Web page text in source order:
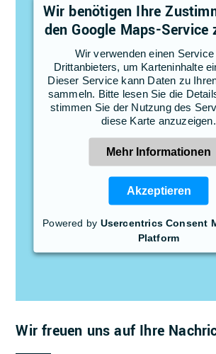
Wir benötigen Ihre
den Google Maps-Service
Wir verwenden einen Service
Drittanbieters, um Karteninhalte
Dieser Service kann Daten zu
sammeln. Bitte lesen Sie die
stimmen Sie der Nutzung des
diese Karte anzuzeigen.
Mehr Informationen
Akzeptieren
Powered by Usercentrics Consent
Platform
Wir freuen uns auf Ihre